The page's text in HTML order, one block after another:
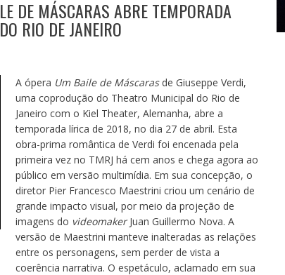
DE MÁSCARAS ABRE TEMPORADA
RIO DE JANEIRO
A ópera Um Baile de Máscarasde Giuseppe Verdi,
uma coprodução do Theatro Municipal do Rio de
Janeiro com o Kiel Theater, Alemanha, abre a
temporada lírica de 2018, no dia 27 de abril. Esta
obra-prima romântica de Verdi foi encenada pela
primeira vez no TMRJ há cem anos e chega agora ao
público em versão multimídia. Em sua concepção, o
diretor Pier Francesco Maestrini criou um cenário de
grande impacto visual, por meio da projeção de
imagens do videomakerJuan Guillermo Nova. A
versão de Maestrini manteve inalteradas as relações
entre os personagens, sem perder de vista a
coerência narrativa. O espetáculo, aclamado em sua